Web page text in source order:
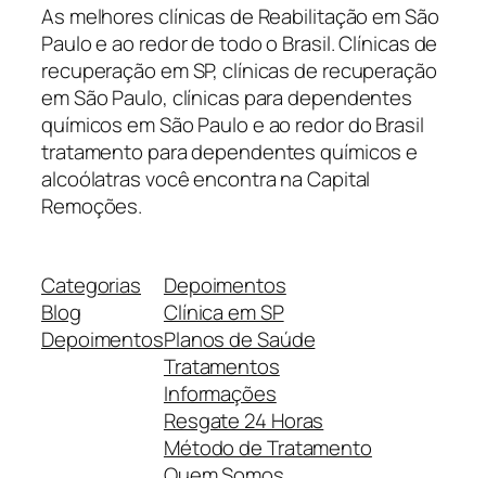
As melhores clínicas de Reabilitação em São
Paulo e ao redor de todo o Brasil. Clínicas de
recuperação em SP, clínicas de recuperação
em São Paulo, clínicas para dependentes
químicos em São Paulo e ao redor do Brasil
tratamento para dependentes químicos e
alcoólatras você encontra na Capital
Remoções.
Categorias
Blog
Depoimentos
Depoimentos
Clínica em SP
Planos de Saúde
Tratamentos
Informações
Resgate 24 Horas
Método de Tratamento